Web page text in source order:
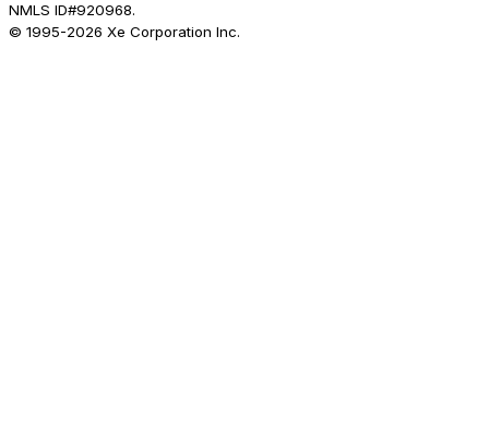
NMLS ID#920968.
© 1995-2026 Xe Corporation Inc.